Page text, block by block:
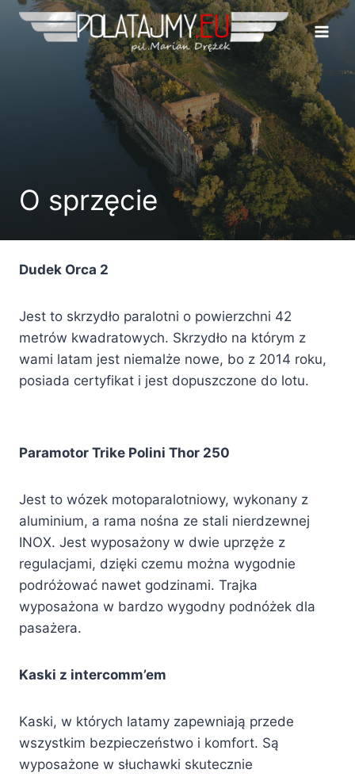
Przejdź
O sprzęcie
Dudek Orca 2
Jest to skrzydło paralotni o powierzchni 42
metrów kwadratowych. Skrzydło na którym z
wami latam jest niemalże nowe, bo z 2014 roku,
posiada certyfikat i jest dopuszczone do lotu.
Paramotor Trike Polini Thor 250
Jest to wózek motoparalotniowy, wykonany z
aluminium, a rama nośna ze stali nierdzewnej
INOX. Jest wyposażony w dwie uprzęże z
regulacjami, dzięki czemu można wygodnie
podróżować nawet godzinami. Trajka
wyposażona w bardzo wygodny podnóżek dla
pasażera.
Kaski z intercomm’em
Kaski, w których latamy zapewniają przede
wszystkim bezpieczeństwo i komfort. Są
wyposażone w słuchawki skutecznie